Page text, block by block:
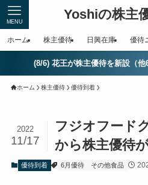
Yoshiの株主
MENU
ホーム 株主優待 日興在庫 優待
(8/6) 花王が株主優待を新設（他6
ホーム 株主優待 優待到着
フジオフード
から株主優待
2022
11/17
優待到着 6月優待 その他食品